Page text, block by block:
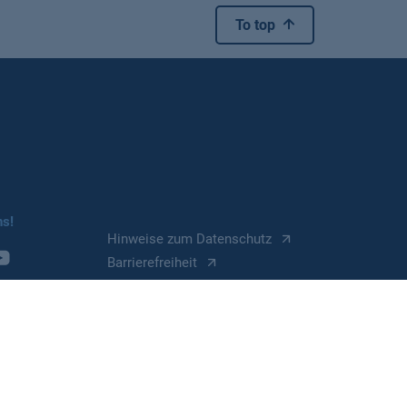
To top
Hinweise zum Datenschutz
Barrierefreiheit